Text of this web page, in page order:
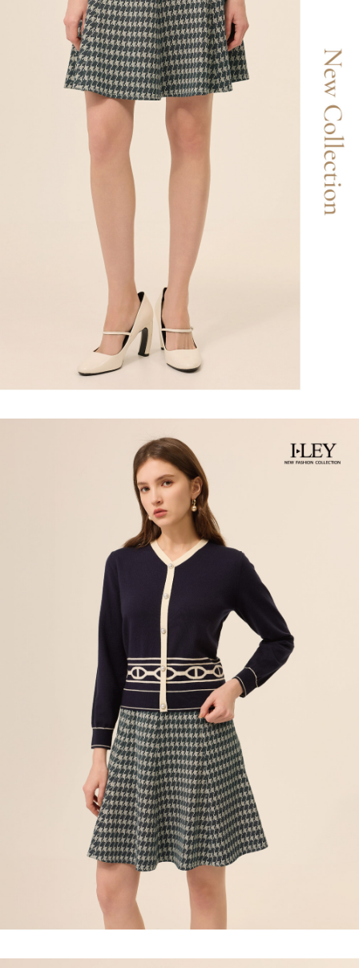
1. Perkhidmatan ini disediakan oleh Taiwan Mobile, pengguna telefon
mudah alih boleh segera menggunakan tanpa perlu memohon lagi.
(Hanya untuk nombor langganan peribadi, tidak terbuka untuk syarikat
dan kad prabayar)
2. Pilihan kaedah pembayaran "Pembayaran Ansuran Gogo", selepas
pesanan ditubuhkan, akan secara automatik dialihkan ke proses
transaksi Gogo, selepas pengesahan nombor telefon, pilih bilangan
ansuran yang diingini, tarikh akhir pembayaran, dan setelah
mengesahkan pembayaran, transaksi akan selesai.
3. Jumlah kelulusan sebenar, bilangan ansuran dan jumlah bayaran
adalah berdasarkan halaman pengesahan transaksi seterusnya.
4. Dalam masa 30 minit selepas pesanan ditubuhkan, jika tidak pergi
untuk mengesahkan transaksi atau jika tidak lulus semakan, pesanan
akan dibatalkan secara automatik. Jika terdapat situasi "pindah untuk
semakan khusus" yang tidak lulus, ini menunjukkan bahawa sistem
penilaian tidak mencukupi, tiada penjelasan mengenai kandungan
penilaian boleh diberikan.
【Penerangan Kaedah Pembayaran】
1. Pembayaran ansuran tidak digabungkan dalam bil telekomunikasi,
"Pembayaran Ansuran Gogo" akan menghantar SMS peringatan
pembayaran selepas tarikh penyelesaian bulanan.
2. Melalui pautan SMS untuk membuka bil, anda boleh memilih untuk
membayar melalui "Kod bar kedai serbaneka / Kedai rasmi Taiwan
Mobile / Pemindahan bank / Pembayaran J街口 / iPASS MONEY" dan
1. Perkhidmatan ini disediakan oleh "Taiwan Mobile Co., Ltd." untuk
perkhidmatan ini semasa transaksi, dan kedai akan menyerahkan hak
tuntutan harga jual/beli ansuran kepada syarikat ini untuk membayar bil
menggunakan bil syarikat ini.
2. Berdasarkan tujuan kontrak persetujuan pembayaran menggunakan
"Pembayaran Ansuran Gogo", kedai akan memberikan maklumat peribadi
anda (termasuk nama, telefon atau alamat) kepada Taiwan Mobile untuk
pengumpulan, pemprosesan dan penggunaan, untuk pengesahan,
semakan dan pembetulan data yang diperlukan untuk bil ansuran oleh
3. Sila baca syarat perkhidmatan pengguna secara lengkap melalui
pautan berikut: https://oppay.tw/userRule
Sila hubungi NP Taiwan Inc. dics_tw@netprotections.co.jp
mempunyai sebarang kebimbangan mengenai pemprosesan dan
penggunaan pada data peribadi. Jika anda tidak bersetuju dengan data
peribadi yang disenaraikan seperti di atas akan dikumpul dan digunakan
oleh AFTEE, sila jangan gunakan perkhidmatan ini.